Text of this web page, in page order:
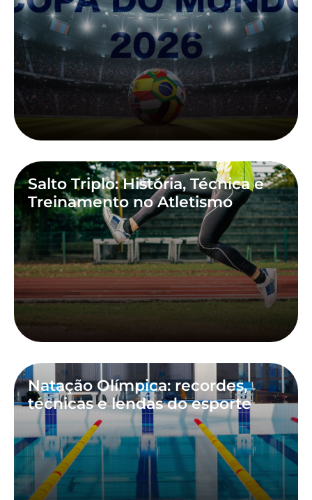
Salto Triplo: História, Técnica e
Treinamento no Atletismo
Natação Olímpica: recordes,
técnicas e lendas do esporte